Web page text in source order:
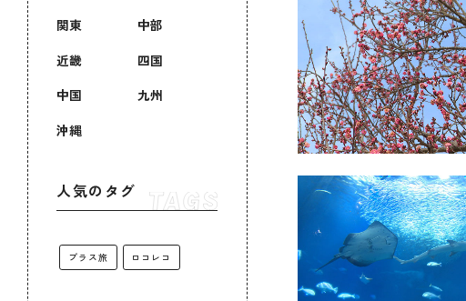
関東
中部
近畿
四国
中国
九州
沖縄
人気のタグ
プラス旅 ロコレコ